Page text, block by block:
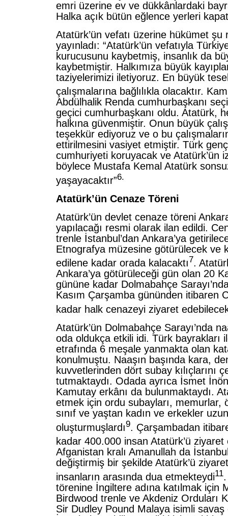
emri üzerine ev ve dükkânlardaki
Halka açık bütün eğlence yerleri
Atatürk’ün vefatı üzerine hükümet şu
yayınladı: “Atatürk’ün vefatıyla
kurucusunu kaybetmiş, insanlık da
kaybetmiştir. Halkımıza büyük
taziyelerimizi iletiyoruz. En büyük
çalışmalarına bağlılıkla olacaktır.
Abdülhalik Renda cumhurbaşkanı
geçici cumhurbaşkanı oldu. Atatürk,
halkına güvenmiştir. Onun büyük
teşekkür ediyoruz ve o bu
ettirilmesini vasiyet etmiştir. Türk
cumhuriyeti koruyacak ve Atatürk’ün
böylece Mustafa Kemal Atatürk
yaşayacaktır”6.
Atatürk’ün Cenaze Töreni
Atatürk’ün devlet cenaze töreni
yapılacağı resmi olarak ilan edildi.
trenle İstanbul’dan Ankara’ya
Etnografya müzesine götürülecek ve
edilene kadar orada kalacaktı7.
Ankara’ya götürüleceği gün olan 20
gününe kadar Dolmabahçe
Kasım Çarşamba gününden itibaren
kadar halk cenazeyi ziyaret
Atatürk’ün Dolmabahçe Sarayı’nda
oda oldukça etkili idi. Türk bayrakları
etrafında 6 meşale yanmakta olan
konulmuştu. Naaşın başında kara,
kuvvetlerinden dört subay kılıçlarını
tutmaktaydı. Odada ayrıca İsmet
Kamutay erkânı da bulunmaktaydı.
etmek için ordu subayları, memurlar,
sınıf ve yaştan kadın ve erkekler
oluşturmuşlardı9. Çarşambadan
kadar 400.000 insan Atatürk’ü ziyaret
Afganistan kralı Amanullah da
değiştirmiş bir şekilde Atatürk’ü
insanların arasında dua etmekteydi11
törenine İngiltere adına katılmak için
Birdwood trenle ve Akdeniz Orduları
Sir Dudley Pound Malaya isimli savaş